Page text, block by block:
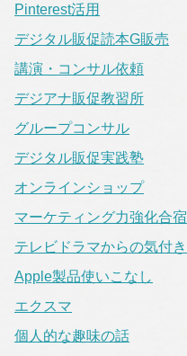
Pinterest活用
デジタル販促読本G販売
講演・コンサル依頼
デジアナ販促教習所
グループコンサル
デジタル販促実践塾
オンラインショップ
マーケティング力強化合宿
テレビドラマからの気付き
Apple製品使いこなし
エクスマ
個人的な趣味の話